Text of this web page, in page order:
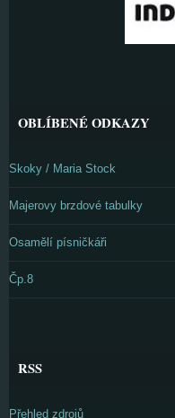
OBLÍBENÉ ODKAZY
Skoky / Maria Stock
Majerovy brzdové tabulky
Osamělí písničkáři
Čp.8
RSS
Přehled zdrojů